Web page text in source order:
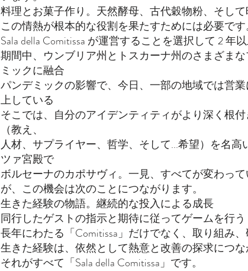
料理とお菓子作り。天然酵母、古代穀物粉、そし
この情熱が根本的な役割を果たすためには必要です
Sala della Comitissa が運営することを選択して 2 年
期間中、ウンブリア州とトスカーナ州のさまざま
ミックに融合
パンデミックの影響で、今日、一部の地域では営
上している
そこでは、自分のアイデンティティがより深く根
（教え、
人材、サプライヤー、哲学、そして...希望）を名高
ツァ宮殿で
ボルセーナのカポサヴィ。一見、すべてが変わっ
が、この機会は次のことにつながります。
生きた経験の物語。継続的な投入による成長
同行したゲストの指示と期待に従ってゲームを行う
長年にわたる「Comitissa」だけでなく、取り組み、
生きた経験は、依然として熱意と改善の探求につな
それがすべて「Sala della Comitissa」です。